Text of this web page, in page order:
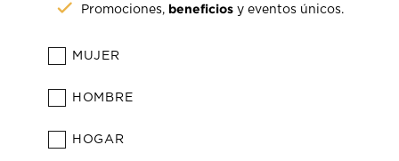
Promociones, beneficios y eventos únicos.
MUJER
HOMBRE
HOGAR